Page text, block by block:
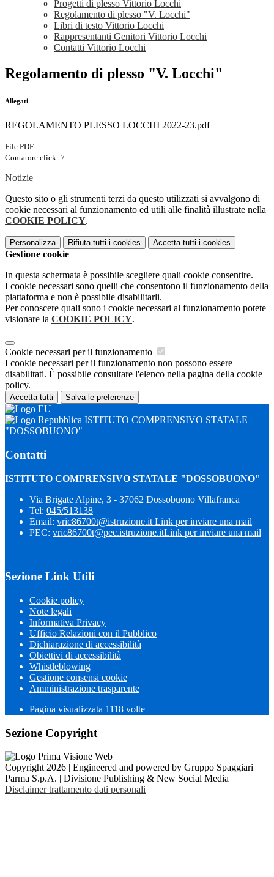
Progetti di plesso Vittorio Locchi
Regolamento di plesso "V. Locchi"
Libri di testo Vittorio Locchi
Rappresentanti Genitori Vittorio Locchi
Contatti Vittorio Locchi
Regolamento di plesso "V. Locchi"
Allegati
REGOLAMENTO PLESSO LOCCHI 2022-23.pdf
File PDF
Contatore click: 7
Notizie
Questo sito o gli strumenti terzi da questo utilizzati si avvalgono di
cookie necessari al funzionamento ed utili alle finalità illustrate nella
COOKIE POLICY.
Personalizza Rifiuta tutti i cookies Accetta tutti i cookies
Gestione cookie
In questa schermata è possibile scegliere quali cookie consentire.
I cookie necessari sono quelli che consentono il funzionamento della
piattaforma e non è possibile disabilitarli.
Per conoscere quali sono i cookie necessari al funzionamento potete
visionare la COOKIE POLICY.
Cookie necessari per il funzionamento
I cookie necessari per il funzionamento non possono essere
disabilitati. È possibile consultare l'elenco nella pagina della cookie
policy.
Accetta tutti Salva le preferenze
ISTITUTO COMPRENSIVO STATALE
"DOSSOBUONO"
Contatti
ISTITUTO COMPRENSIVO STATALE "DOSSOBUONO"
Via Brigate Alpine, 3 - 37062 Dossobuono Villafranca
Tel: 045/513138
Email: vric86700t@istruzione.it Link per inviare una mail
PEC: vric86700t@pec.istruzione.itLink per inviare una mail
Sezione Link Utili
Cookie policy
Note legali
Informativa Privacy
Ufficio Relazioni con il Pubblico
Dichiarazione di accessibilità
Obiettivi di accessibilità
Whistleblowing
Gestione consensi cookie
Amministrazione trasparente
Pagina visualizzata 1118 volte
Sezione Copyright
Copyright 2026 | Engineered and powered by Gruppo Spaggiari
Parma S.p.A. | Divisione Publishing & New Social Media
Disclaimer trattamento dati personali